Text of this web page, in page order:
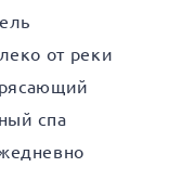
от реки
спа